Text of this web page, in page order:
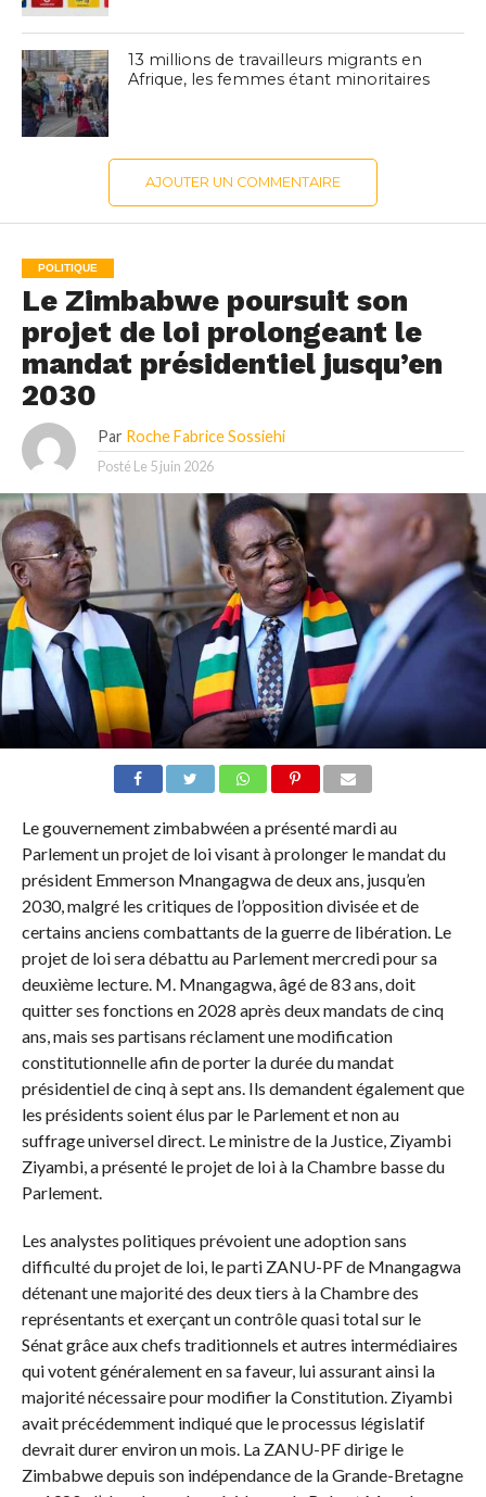
13 millions de travailleurs migrants en
Afrique, les femmes étant minoritaires
AJOUTER UN COMMENTAIRE
POLITIQUE
Le Zimbabwe poursuit son
projet de loi prolongeant le
mandat présidentiel jusqu’en
2030
Par Roche Fabrice Sossiehi
Posté Le 5 juin 2026
Le gouvernement zimbabwéen a présenté mardi au
Parlement un projet de loi visant à prolonger le mandat du
président Emmerson Mnangagwa de deux ans, jusqu’en
2030, malgré les critiques de l’opposition divisée et de
certains anciens combattants de la guerre de libération. Le
projet de loi sera débattu au Parlement mercredi pour sa
deuxième lecture. M. Mnangagwa, âgé de 83 ans, doit
quitter ses fonctions en 2028 après deux mandats de cinq
ans, mais ses partisans réclament une modification
constitutionnelle afin de porter la durée du mandat
présidentiel de cinq à sept ans. Ils demandent également que
les présidents soient élus par le Parlement et non au
suffrage universel direct. Le ministre de la Justice, Ziyambi
Ziyambi, a présenté le projet de loi à la Chambre basse du
Parlement.
Les analystes politiques prévoient une adoption sans
difficulté du projet de loi, le parti ZANU-PF de Mnangagwa
détenant une majorité des deux tiers à la Chambre des
représentants et exerçant un contrôle quasi total sur le
Sénat grâce aux chefs traditionnels et autres intermédiaires
qui votent généralement en sa faveur, lui assurant ainsi la
majorité nécessaire pour modifier la Constitution. Ziyambi
avait précédemment indiqué que le processus législatif
devrait durer environ un mois. La ZANU-PF dirige le
Zimbabwe depuis son indépendance de la Grande-Bretagne